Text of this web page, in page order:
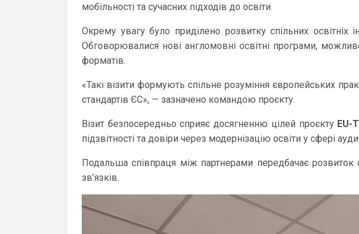
мобільності та сучасних підходів до освіти.
Окрему увагу було приділено розвитку спільних
Обговорювалися нові англомовні освітні програми,
форматів.
«Такі візити формують спільне розуміння європейських
стандартів ЄС», — зазначено командою проєкту.
Візит безпосередньо сприяє досягненню цілей проєкту EU-
підзвітності та довіри через модернізацію освіти у сфері
Подальша співпраця між партнерами передбачає розвиток
зв’язків.